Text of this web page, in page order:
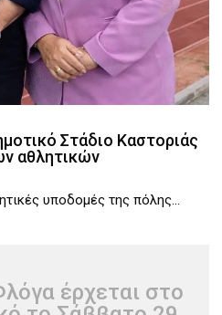
Στάδιο Καστοριάς
αθλητικών
υποδομές της πόλης...
έρχεται στο